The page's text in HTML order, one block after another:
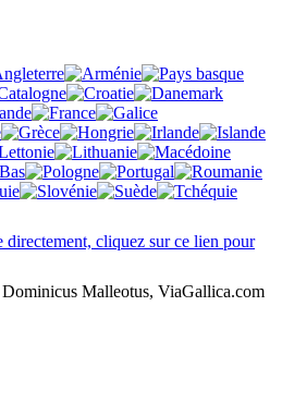
directement, cliquez sur ce lien pour
Malleotus, ViaGallica.com